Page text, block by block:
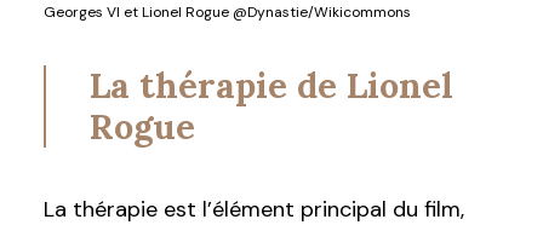
Georges VI et Lionel Rogue @Dynastie/Wikicommons
La thérapie de Lionel
Rogue
La thérapie est l’élément principal du film,